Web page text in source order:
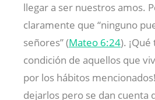
llegar a ser nuestros amos.
claramente que “ninguno
señores” (Mateo 6:24).
condición de aquellos que
por los hábitos
dejarlos pero se dan cuenta